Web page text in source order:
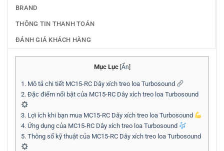
BRAND
THÔNG TIN THANH TOÁN
ĐÁNH GIÁ KHÁCH HÀNG
Mục Lục Ẩn
1. Mô tả chi tiết MC15-RC Dây xích treo loa Turbosound
2. Đặc điểm nổi bật của MC15-RC Dây xích treo loa Turbosound
3. Lợi ích khi bạn mua MC15-RC Dây xích treo loa Turbosound
4. Ứng dụng của MC15-RC Dây xích treo loa Turbosound
5. Thông số kỹ thuật của MC15-RC Dây xích treo loa Turbosound